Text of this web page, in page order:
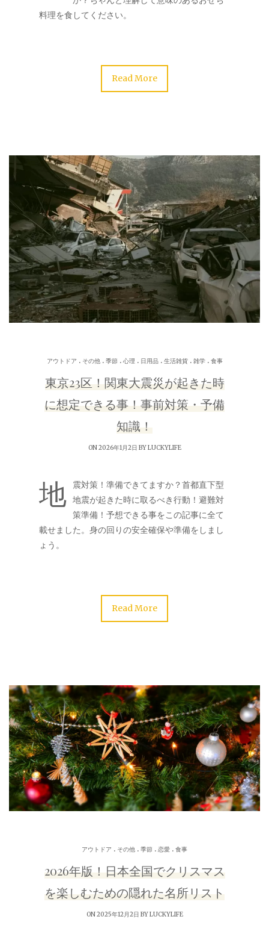
料理を食してください。
Read More
アウトドア . その他. 季節 . 心理 . 日用品. 生活雑貨. 雑学. 食事
東京23区！関東大震災が起きた時
に想定できる事！事前対策・予備
知識！
ON 2026年1月2日 BYLUCKYLIFE
地
震対策！準備できてますか？首都直下型
地震が起きた時に取るべき行動！避難対
策準備！予想できる事をこの記事に全て
載せました。身の回りの安全確保や準備をしまし
ょう。
Read More
アウトドア . その他 . 季節 . 恋愛 . 食事
2026年版！日本全国でクリスマス
を楽しむための隠れた名所リスト
ON 2025年12月2日 BYLUCKYLIFE